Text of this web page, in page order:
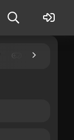
Kingdom